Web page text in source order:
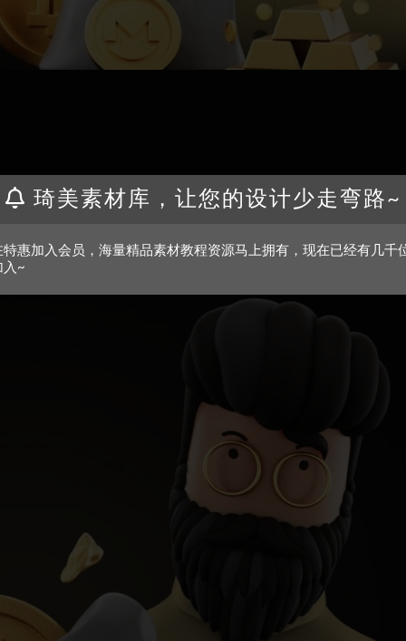
琦美素材库，让您的设计少走弯路~
特惠加入会员，海量精品素材教程资源马上拥有，现在已经有几千
入~